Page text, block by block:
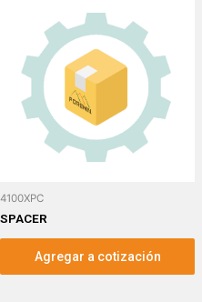
4100XPC
SPACER
Agregar a cotización